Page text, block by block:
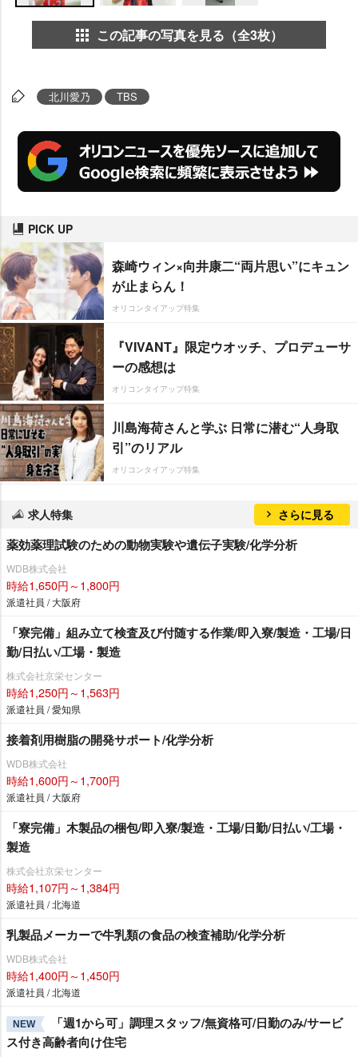
この記事の写真を見る（全3枚）
北川愛乃 TBS
PICK UP
森崎ウィン×向井康二“両片思い”にキュン
が止まらん！
オリコンタイアップ特集
『VIVANT』限定ウオッチ、プロデューサ
ーの感想は
オリコンタイアップ特集
川島海荷さんと学ぶ 日常に潜む“人身取
引”のリアル
オリコンタイアップ特集
求人特集 さらに見る
薬効薬理試験のための動物実験や遺伝子実験/化学分析
WDB株式会社
時給1,650円～1,800円
派遣社員 / 大阪府
「寮完備」組み立て検査及び付随する作業/即入寮/製造・工場/日
勤/日払い/工場・製造
株式会社京栄センター
時給1,250円～1,563円
派遣社員 / 愛知県
接着剤用樹脂の開発サポート/化学分析
WDB株式会社
時給1,600円～1,700円
派遣社員 / 大阪府
「寮完備」木製品の梱包/即入寮/製造・工場/日勤/日払い/工場・
製造
株式会社京栄センター
時給1,107円～1,384円
派遣社員 / 北海道
乳製品メーカーで牛乳類の食品の検査補助/化学分析
WDB株式会社
時給1,400円～1,450円
派遣社員 / 北海道
NEW
「週1から可」調理スタッフ/無資格可/日勤のみ/サービ
ス付き高齢者向け住宅